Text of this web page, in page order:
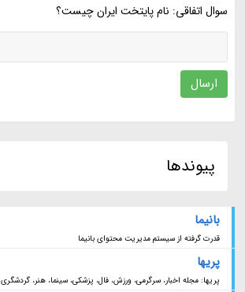
سوال اتفاقی: نام پایتخت ایران چیست؟
ارسال
پیوندها
بانیما
قدرت گرفته از سیستم مدیریت محتوای بانیما
پریها
پریها: مجله اخبار، سرگرمی، ورزش، فال، پزشکی، سینما، هنر، گردشگری